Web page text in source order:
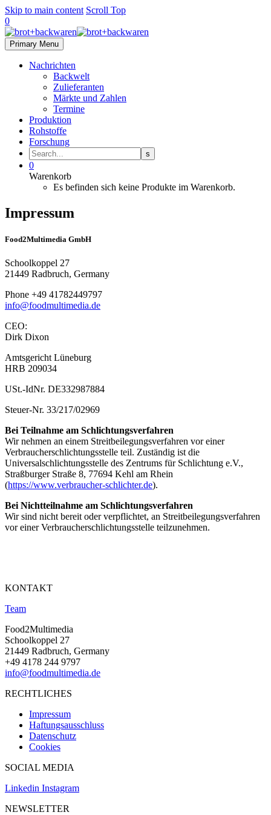
Skip to main content Scroll Top
0
Primary Menu
Nachrichten
Backwelt
Zulieferanten
Märkte und Zahlen
Termine
Produktion
Rohstoffe
Forschung
0
Warenkorb
Es befinden sich keine Produkte im Warenkorb.
Impressum
Food2Multimedia GmbH
Schoolkoppel 27
21449 Radbruch, Germany
Phone +49 41782449797
info@foodmultimedia.de
CEO:
Dirk Dixon
Amtsgericht Lüneburg
HRB 209034
USt.-IdNr. DE332987884
Steuer-Nr. 33/217/02969
Bei Teilnahme am Schlichtungsverfahren
Wir nehmen an einem Streitbeilegungsverfahren vor einer
Verbraucherschlichtungsstelle teil. Zuständig ist die
Universalschlichtungsstelle des Zentrums für Schlichtung e.V.,
Straßburger Straße 8, 77694 Kehl am Rhein
(https://www.verbraucher-schlichter.de).
Bei Nichtteilnahme am Schlichtungsverfahren
Wir sind nicht bereit oder verpflichtet, an Streitbeilegungsverfahren
vor einer Verbraucherschlichtungsstelle teilzunehmen.
KONTAKT
Team
Food2Multimedia
Schoolkoppel 27
21449 Radbruch, Germany
+49 4178 244 9797
info@foodmultimedia.de
RECHTLICHES
Impressum
Haftungsausschluss
Datenschutz
Cookies
SOCIAL MEDIA
Linkedin Instagram
NEWSLETTER